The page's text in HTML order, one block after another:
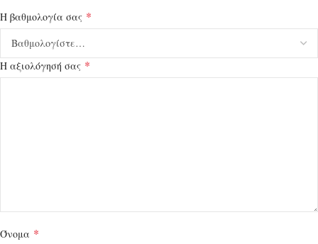
Η βαθμολογία σας *
Η αξιολόγησή σας *
Όνομα *